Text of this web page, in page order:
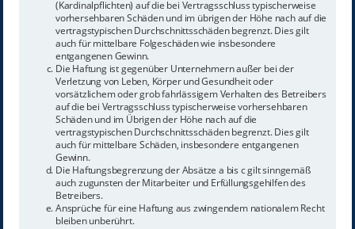
(Kardinalpflichten) auf die bei Vertragsschluss typischerweise
vorhersehbaren Schäden und im übrigen der Höhe nach auf die
vertragstypischen Durchschnittsschäden begrenzt. Dies gilt
auch für mittelbare Folgeschäden wie insbesondere
entgangenen Gewinn.
Die Haftung ist gegenüber Unternehmern außer bei der
Verletzung von Leben, Körper und Gesundheit oder
vorsätzlichem oder grob fahrlässigem Verhalten des Betreibers
auf die bei Vertragsschluss typischerweise vorhersehbaren
Schäden und im Übrigen der Höhe nach auf die
vertragstypischen Durchschnittsschäden begrenzt. Dies gilt
auch für mittelbare Schäden, insbesondere entgangenen
Gewinn.
Die Haftungsbegrenzung der Absätze a bis c gilt sinngemäß
auch zugunsten der Mitarbeiter und Erfüllungsgehilfen des
Betreibers.
Ansprüche für eine Haftung aus zwingendem nationalem Recht
bleiben unberührt.